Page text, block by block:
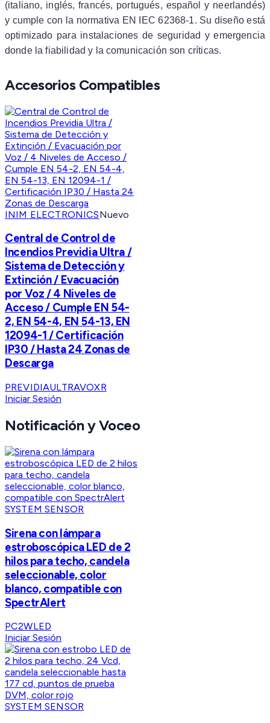
(italiano, inglés, francés, portugués, español y neerlandés)
y cumple con la normativa EN IEC 62368-1. Su diseño está
optimizado para instalaciones de seguridad y emergencia
donde la fiabilidad y la comunicación son críticas.
Accesorios Compatibles
INIM ELECTRONICSNuevo
Central de Control de
Incendios Previdia Ultra /
Sistema de Detección y
Extinción / Evacuación
por Voz / 4 Niveles de
Acceso / Cumple EN 54-
2, EN 54-4, EN 54-13, EN
12094-1 / Certificación
IP30 / Hasta 24 Zonas de
Descarga
PREVIDIAULTRAVOXR
Iniciar Sesión
Notificación y Voceo
SYSTEM SENSOR
Sirena con lámpara
estroboscópica LED de 2
hilos para techo, candela
seleccionable, color
blanco, compatible con
SpectrAlert
PC2WLED
Iniciar Sesión
SYSTEM SENSOR